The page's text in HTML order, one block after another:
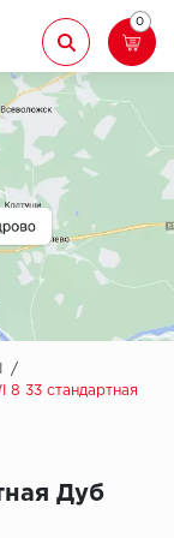
Назад
Aberhof
Adelar
Alfa
AllureFloor
Alpine floor
0
/
8 33 стандартная
Дуб